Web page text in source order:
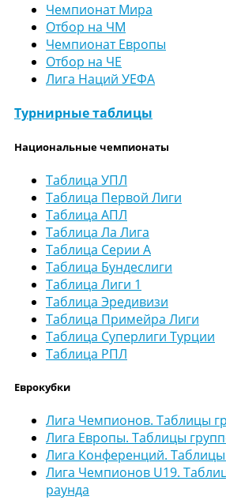
Чемпионат Мира
Отбор на ЧМ
Чемпионат Европы
Отбор на ЧЕ
Лига Наций УЕФА
Турнирные таблицы
Национальные чемпионаты
Таблица УПЛ
Таблица Первой Лиги
Таблица АПЛ
Таблица Ла Лига
Таблица Серии А
Таблица Бундеслиги
Таблица Лиги 1
Таблица Эредивизи
Таблица Примейра Лиги
Таблица Суперлиги Турции
Таблица РПЛ
Еврокубки
Лига Чемпионов. Таблицы
Лига Европы. Таблицы
Лига Конференций. Таблицы
Лига Чемпионов U19.
раунда